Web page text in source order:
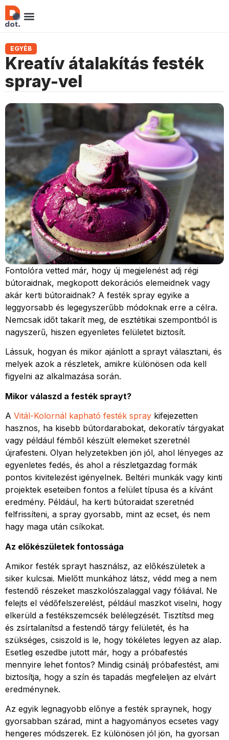
EGYÉB
Kreatív átalakítás festék
spray-vel
Fontolóra vetted már, hogy új megjelenést adj régi
bútoraidnak, megkopott dekorációs elemeidnek vagy
akár kerti bútoraidnak? A festék spray egyike a
leggyorsabb és legegyszerűbb módoknak erre a célra.
Nemcsak időt takarít meg, de esztétikai szempontból is
nagyszerű, hiszen egyenletes felületet biztosít.
Lássuk, hogyan és mikor ajánlott a sprayt választani, és
melyek azok a részletek, amikre különösen oda kell
figyelni az alkalmazása során.
Mikor válaszd a festék sprayt?
A Vitál-Kolornál kapható festék spray kifejezetten
hasznos, ha kisebb bútordarabokat, dekoratív tárgyakat
vagy például fémből készült elemeket szeretnél
újrafesteni. Olyan helyzetekben jön jól, ahol lényeges az
egyenletes fedés, és ahol a részletgazdag formák
pontos kivitelezést igényelnek. Beltéri munkák vagy kinti
projektek eseteiben fontos a felület típusa és a kívánt
eredmény. Például, ha kerti bútoraidat szeretnéd
felfrissíteni, a spray gyorsabb, mint az ecset, és nem
hagy maga után csíkokat.
Az előkészületek fontossága
Amikor festék sprayt használsz, az előkészületek a
siker kulcsai. Mielőtt munkához látsz, védd meg a nem
festendő részeket maszkolószalaggal vagy fóliával. Ne
felejts el védőfelszerelést, például maszkot viselni, hogy
elkerüld a festékszemcsék belélegzését. Tisztítsd meg
és zsírtalanítsd a festendő tárgy felületét, és ha
szükséges, csiszold is le, hogy tökéletes legyen az alap.
Esetleg eszedbe jutott már, hogy a próbafestés
mennyire lehet fontos? Mindig csinálj próbafestést, ami
biztosítja, hogy a szín és tapadás megfeleljen az elvárt
eredménynek.
Az egyik legnagyobb előnye a festék spraynek, hogy
gyorsabban szárad, mint a hagyományos ecsetes vagy
hengeres módszerek. Ez különösen jól jön, ha gyorsan